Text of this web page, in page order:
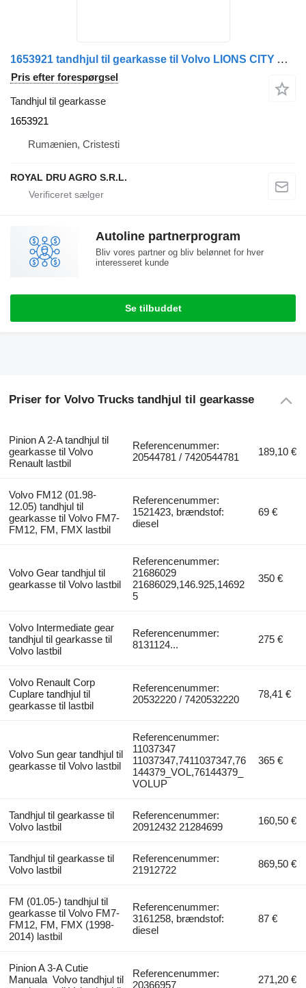
1653921 tandhjul til gearkasse til Volvo LIONS CITY A23 lastbil
Pris efter forespørgsel
Tandhjul til gearkasse
1653921
Rumænien, Cristesti
ROYAL DRU AGRO S.R.L.
Autoline partnerprogram
Bliv vores partner og bliv belønnet for hver
interesseret kunde
Se tilbuddet
Priser for Volvo Trucks tandhjul til gearkasse
Pinion A 2-A tandhjul til
gearkasse til Volvo
Renault lastbil
Referencenummer:
20544781 / 7420544781
189,10 €
Volvo FM12 (01.98-
12.05) tandhjul til
gearkasse til Volvo FM7-
FM12, FM, FMX lastbil
Referencenummer:
1521423, brændstof:
diesel
69 €
Volvo Gear tandhjul til
gearkasse til Volvo lastbil
Referencenummer:
21686029
21686029,146.925,14692
5
350 €
Volvo Intermediate gear
tandhjul til gearkasse til
Volvo lastbil
Referencenummer:
8131124...
275 €
Volvo Renault Corp
Cuplare tandhjul til
gearkasse til lastbil
Referencenummer:
20532220 / 7420532220
78,41 €
Volvo Sun gear tandhjul til
gearkasse til Volvo lastbil
Referencenummer:
11037347
11037347,7411037347,76
144379_VOL,76144379_
VOLUP
365 €
Tandhjul til gearkasse til
Volvo lastbil
Referencenummer:
20912432 21284699
160,50 €
Tandhjul til gearkasse til
Volvo lastbil
Referencenummer:
21912722
869,50 €
FM (01.05-) tandhjul til
gearkasse til Volvo FM7-
FM12, FM, FMX (1998-
2014) lastbil
Referencenummer:
3161258, brændstof:
diesel
87 €
Pinion A 3-A Cutie
Manuala Volvo tandhjul til
Referencenummer:
20366957
271,20 €